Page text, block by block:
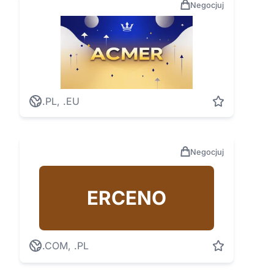
Negocjuj
.PL, .EU
Negocjuj
ERCENO
.COM, .PL